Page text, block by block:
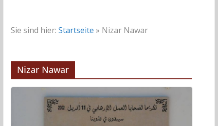
Sie sind hier: Startseite » Nizar Nawar
Nizar Nawar